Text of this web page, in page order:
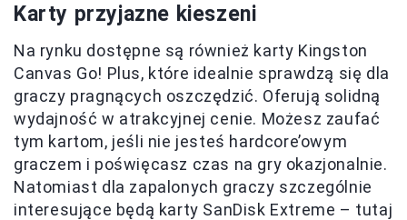
Karty przyjazne kieszeni
Na rynku dostępne są również karty Kingston
Canvas Go! Plus, które idealnie sprawdzą się dla
graczy pragnących oszczędzić. Oferują solidną
wydajność w atrakcyjnej cenie. Możesz zaufać
tym kartom, jeśli nie jesteś hardcore’owym
graczem i poświęcasz czas na gry okazjonalnie.
Natomiast dla zapalonych graczy szczególnie
interesujące będą karty SanDisk Extreme – tutaj